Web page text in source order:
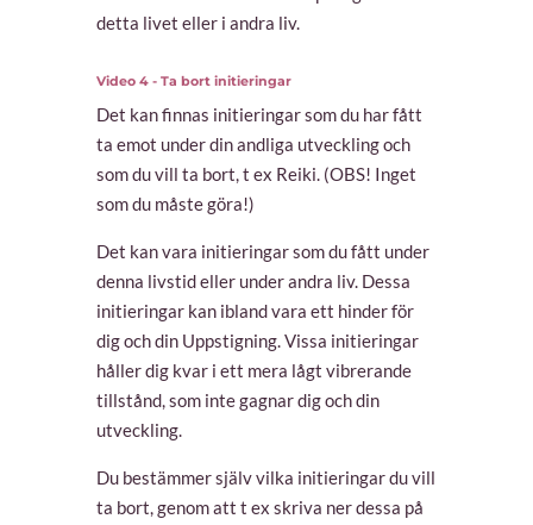
detta livet eller i andra liv.
Video 4 - Ta bort initieringar
Det kan finnas initieringar som du har fått
ta emot under din andliga utveckling och
som du vill ta bort, t ex Reiki. (OBS! Inget
som du måste göra!)
Det kan vara initieringar som du fått under
denna livstid eller under andra liv. Dessa
initieringar kan ibland vara ett hinder för
dig och din Uppstigning. Vissa initieringar
håller dig kvar i ett mera lågt vibrerande
tillstånd, som inte gagnar dig och din
utveckling.
Du bestämmer själv vilka initieringar du vill
ta bort, genom att t ex skriva ner dessa på